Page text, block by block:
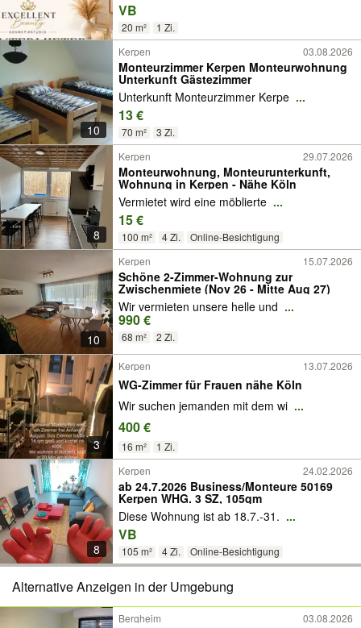
VB
20 m² 1 Zi.
10
Kerpen 03.08.2026
Monteurzimmer Kerpen Monteurwohnung
Unterkunft Gästezimmer
Unterkunft Monteurzimmer Kerpe ...
13 €
70 m² 3 Zi.
8
Kerpen 29.07.2026
Monteurwohnung, Monteurunterkunft,
Wohnung in Kerpen - Nähe Köln
Vermietet wird eine möblierte ...
15 €
100 m² 4 Zi. Online-Besichtigung
10
Kerpen 15.07.2026
Schöne 2-Zimmer-Wohnung zur
Zwischenmiete (Nov 26 - Mitte Aug 27)
Wir vermieten unsere helle und ...
990 €
68 m² 2 Zi.
3
Kerpen 13.07.2026
WG-Zimmer für Frauen nähe Köln
Wir suchen jemanden mit dem wi ...
400 €
16 m² 1 Zi.
8
Kerpen 24.02.2026
ab 24.7.2026 Business/Monteure 50169
Kerpen WHG. 3 SZ, 105qm
Diese Wohnung ist ab 18.7.-31. ...
VB
105 m² 4 Zi. Online-Besichtigung
Alternative Anzeigen in der Umgebung
Bergheim 03.08.2026